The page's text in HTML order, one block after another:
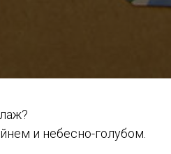
и небесно-голубом.